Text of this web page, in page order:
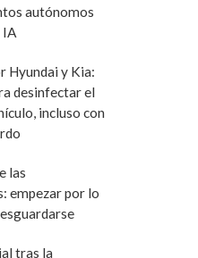
autónomos
IA
Hyundai y Kia:
desinfectar el
incluso con
las
empezar por lo
tras la